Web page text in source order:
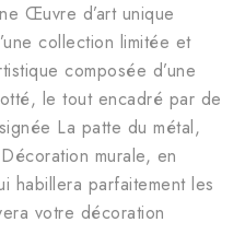
Œuvre d’art unique
collection limitée et
composée d’une
le tout encadré par de
La patte du métal,
murale, en
habillera parfaitement les
votre décoration